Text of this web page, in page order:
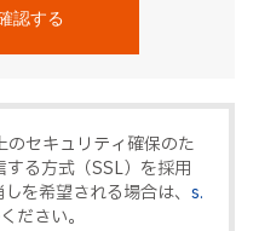
セキュリティ確保のた
る方式（SSL）を採用
を希望される場合は、 s.
ださい。